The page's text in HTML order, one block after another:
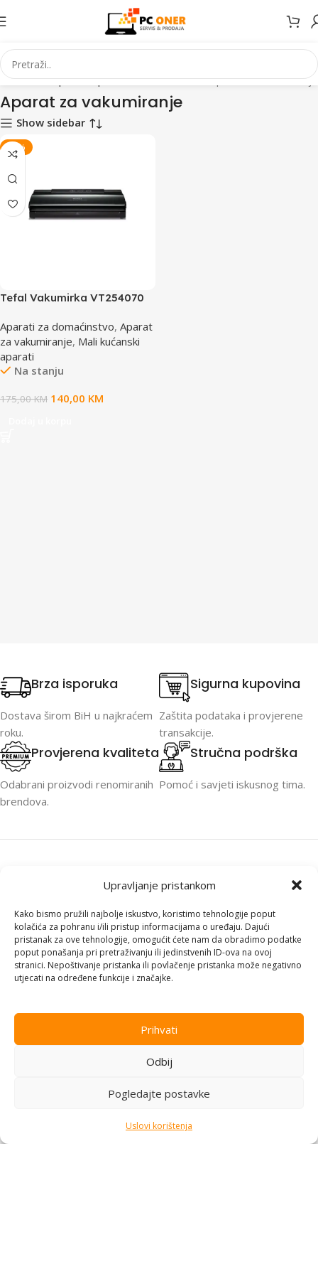
Upravljanje pristankom
Kako bismo pružili najbolje iskustvo, koristimo tehnologije poput
kolačića za pohranu i/ili pristup informacijama o uređaju. Dajući
pristanak za ove tehnologije, omogućit ćete nam da obradimo podatke
poput ponašanja pri pretraživanju ili jedinstvenih ID-ova na ovoj
stranici. Nepoštivanje pristanka ili povlačenje pristanka može negativno
utjecati na određene funkcije i značajke.
Prihvati
Odbij
Pogledajte postavke
Uslovi korištenja
kućanski aparati Aparati za domaćinstvo Aparat za vakumiranje
Aparat za vakumiranje
Show sidebar
-20%
Tefal Vakumirka VT254070
Aparati za domaćinstvo, Aparat
za vakumiranje, Mali kućanski
aparati
Na stanju
175,00KM 140,00 KM
Brza isporuka
Dostava širom BiH u najkraćem
roku.
Sigurna kupovina
Zaštita podataka i provjerene
transakcije.
Provjerena kvaliteta
Odabrani proizvodi renomiranih
brendova.
Stručna podrška
Pomoć i savjeti iskusnog tima.
PC ONER je specijalizovan za računare,
laptope, komponente i profesionalnu IT
opremu. Brza isporuka širom BiH, stručna
podrška i pouzdana postprodaja.
Kategorije
Kontakt informacije
Branilaca Bosne, 75 300 Lukavac